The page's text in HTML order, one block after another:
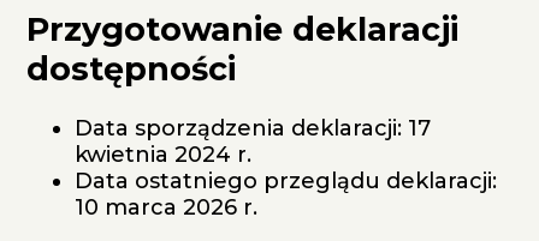
Przygotowanie deklaracji
dostępności
Data sporządzenia deklaracji: 17
kwietnia 2024 r.
Data ostatniego przeglądu deklaracji:
10 marca 2026 r.